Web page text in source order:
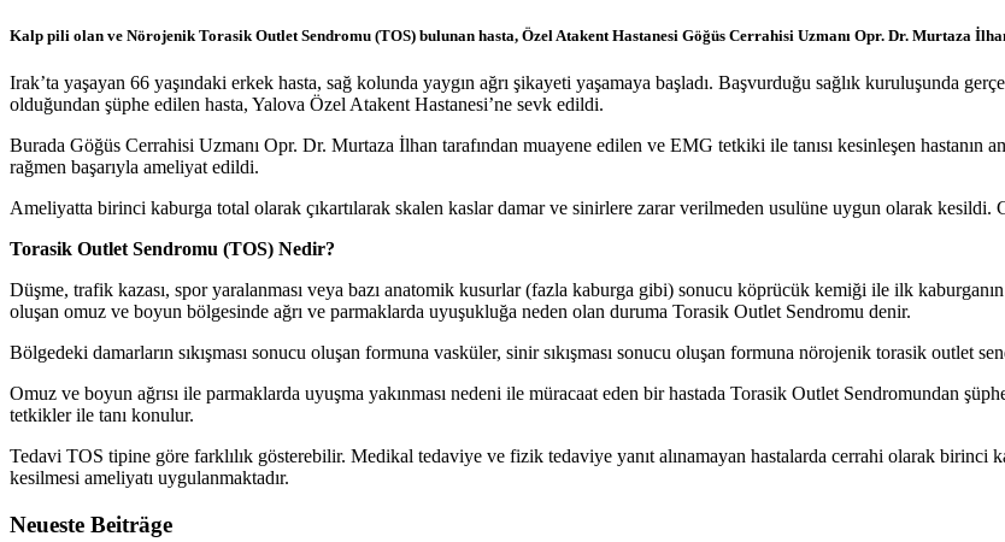
Kalp pili olan ve Nörojenik Torasik Outlet Sendromu (TOS) bulunan hasta, Özel Atakent Hastanesi Göğüs Cerrahisi Uzmanı Opr. Dr. Murtaza
Irak’ta yaşayan 66 yaşındaki erkek hasta, sağ kolunda yaygın ağrı şikayeti yaşamaya başladı. Başvurduğu sağlık kuruluşunda
olduğundan şüphe edilen hasta, Yalova Özel Atakent Hastanesi’ne sevk edildi.
Burada Göğüs Cerrahisi Uzmanı Opr. Dr. Murtaza İlhan tarafından muayene edilen ve EMG tetkiki ile tanısı kesinleşen
rağmen başarıyla ameliyat edildi.
Ameliyatta birinci kaburga total olarak çıkartılarak skalen kaslar damar ve sinirlere zarar verilmeden usulüne uygun olarak
Torasik Outlet Sendromu (TOS) Nedir?
Düşme, trafik kazası, spor yaralanması veya bazı anatomik kusurlar (fazla kaburga gibi) sonucu köprücük kemiği ile ilk kaburganın
oluşan omuz ve boyun bölgesinde ağrı ve parmaklarda uyuşukluğa neden olan duruma Torasik Outlet Sendromu denir.
Bölgedeki damarların sıkışması sonucu oluşan formuna vasküler, sinir sıkışması sonucu oluşan formuna nörojenik torasik outlet
Omuz ve boyun ağrısı ile parmaklarda uyuşma yakınması nedeni ile müracaat eden bir hastada Torasik Outlet Sendromundan
tetkikler ile tanı konulur.
Tedavi TOS tipine göre farklılık gösterebilir. Medikal tedaviye ve fizik tedaviye yanıt alınamayan hastalarda cerrahi olarak birinci
kesilmesi ameliyatı uygulanmaktadır.
Neueste Beiträge